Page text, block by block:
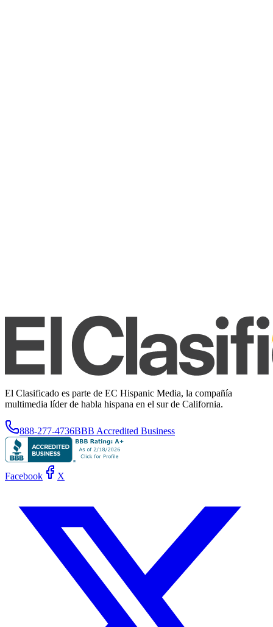
El Clasificado es parte de EC Hispanic Media, la compañía
multimedia líder de habla hispana en el sur de California.
888-277-4736BBB Accredited Business
Facebook X